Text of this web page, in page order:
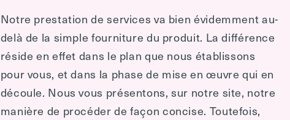
Notre prestation de services va bien évidemment au-
delà de la simple fourniture du produit. La différence
réside en effet dans le plan que nous établissons
pour vous, et dans la phase de mise en œuvre qui en
découle. Nous vous présentons, sur notre site, notre
manière de procéder de façon concise. Toutefois,